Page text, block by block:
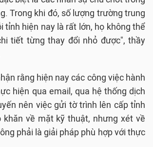
Trong khi đó, số lượng trường trung
tỉnh hiện nay là rất lớn, họ không thể
tiết từng thay đổi nhỏ được", thầy
rằng hiện nay các công việc hành
hiện qua email, qua hệ thống dịch
nên việc gửi tờ trình lên cấp tỉnh
khăn về mặt kỹ thuật, nhưng xét về
phải là giải pháp phù hợp với thực